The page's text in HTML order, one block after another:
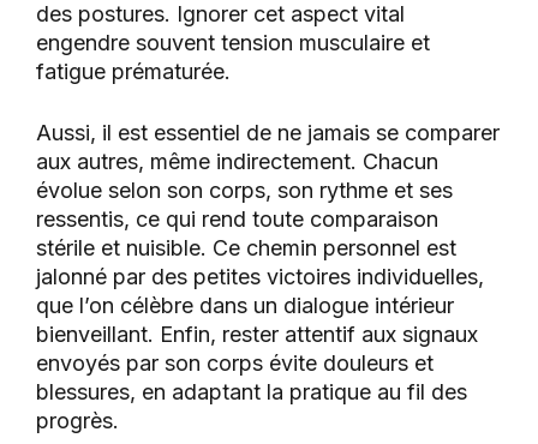
des postures. Ignorer cet aspect vital
engendre souvent tension musculaire et
fatigue prématurée.
Aussi, il est essentiel de ne jamais se comparer
aux autres, même indirectement. Chacun
évolue selon son corps, son rythme et ses
ressentis, ce qui rend toute comparaison
stérile et nuisible. Ce chemin personnel est
jalonné par des petites victoires individuelles,
que l’on célèbre dans un dialogue intérieur
bienveillant. Enfin, rester attentif aux signaux
envoyés par son corps évite douleurs et
blessures, en adaptant la pratique au fil des
progrès.